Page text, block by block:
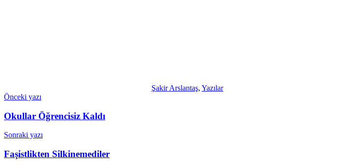
Şakir Arslantaş, Yazılar
Yazı
gezinmesi
Önceki yazı
Okullar Öğrencisiz Kaldı
Sonraki yazı
Faşistlikten Silkinemediler